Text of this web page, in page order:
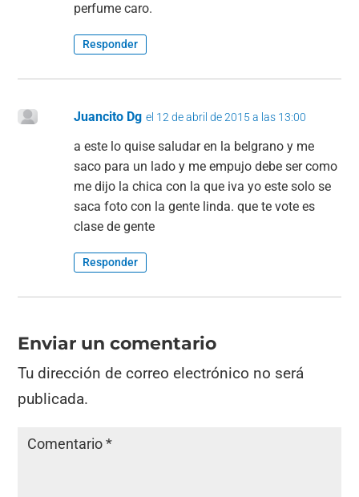
perfume caro.
Responder
Juancito Dg el 12 de abril de 2015 a las 13:00
a este lo quise saludar en la belgrano y me
saco para un lado y me empujo debe ser como
me dijo la chica con la que iva yo este solo se
saca foto con la gente linda. que te vote es
clase de gente
Responder
Enviar un comentario
Tu dirección de correo electrónico no será
publicada.